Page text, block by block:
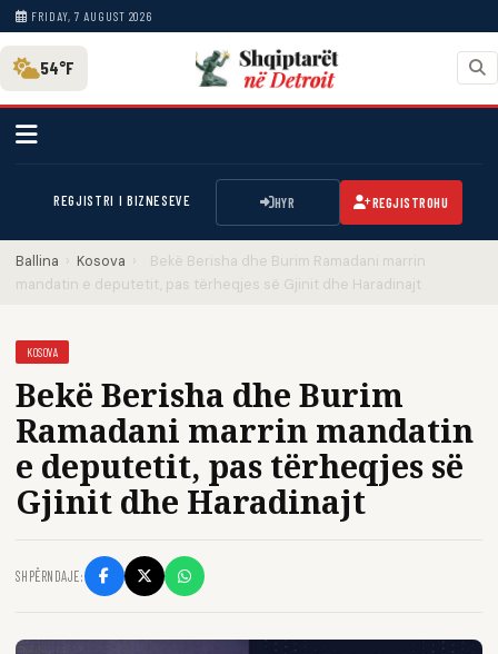
FRIDAY, 7 AUGUST 2026
54°F
REGJISTRI I BIZNESEVE HYR REGJISTROHU
Ballina › Kosova ›
Bekë Berisha dhe Burim Ramadani marrin
mandatin e deputetit, pas tërheqjes së Gjinit dhe Haradinajt
KOSOVA
Bekë Berisha dhe Burim
Ramadani marrin mandatin
e deputetit, pas tërheqjes së
Gjinit dhe Haradinajt
SHPËRNDAJE: